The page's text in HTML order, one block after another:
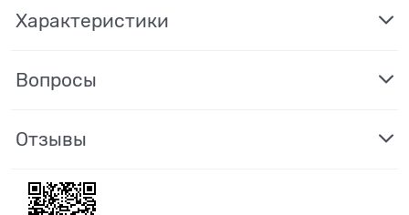
Характеристики
Вопросы
Отзывы